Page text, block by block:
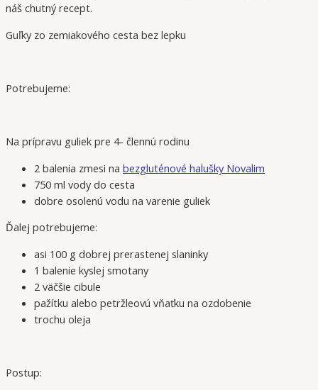
náš chutný recept.
Guľky zo zemiakového cesta bez lepku
Potrebujeme:
Na prípravu guliek pre 4- člennú rodinu
2 balenia zmesi na bezgluténové halušky Novalim
750 ml vody do cesta
dobre osolenú vodu na varenie guliek
Ďalej potrebujeme:
asi 100 g dobrej prerastenej slaninky
1 balenie kyslej smotany
2 väčšie cibule
pažítku alebo petržleovú vňaťku na ozdobenie
trochu oleja
Postup: